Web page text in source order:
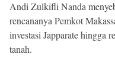
Andi Zulkifli Nanda
rencananya Pemkot
investasi Japparate hingga
tanah.